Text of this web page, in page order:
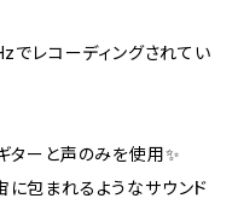
でレコーディングされてい
ターと声のみを使用✨
包まれるようなサウンド